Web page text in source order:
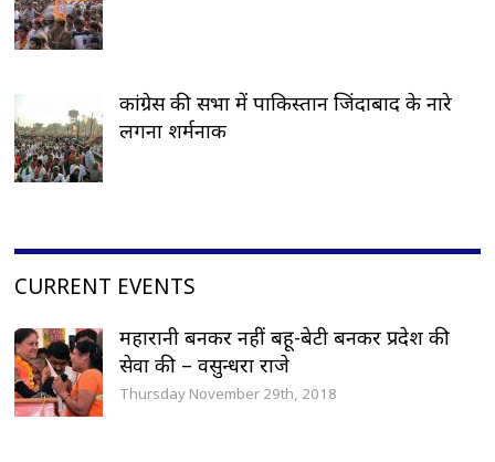
कांग्रेस की सभा में पाकिस्तान जिंदाबाद के नारे
लगना शर्मनाक
CURRENT EVENTS
महारानी बनकर नहीं बहू-बेटी बनकर प्रदेश की
सेवा की – वसुन्धरा राजे
Thursday November 29th, 2018